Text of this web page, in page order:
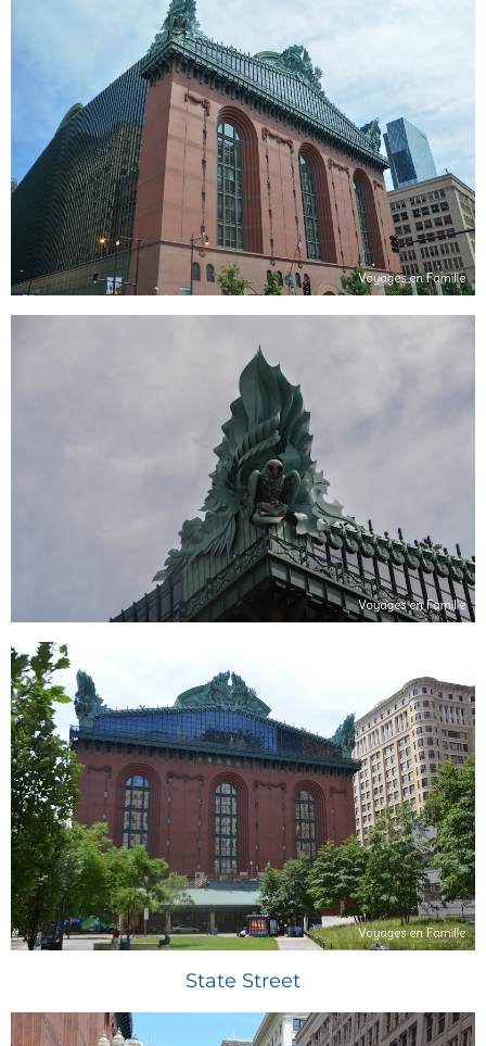
State Street